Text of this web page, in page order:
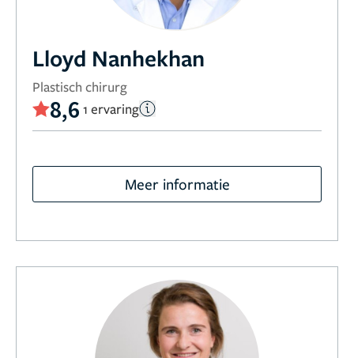
Lloyd Nanhekhan
Plastisch chirurg
8,6 1 ervaring
Meer informatie